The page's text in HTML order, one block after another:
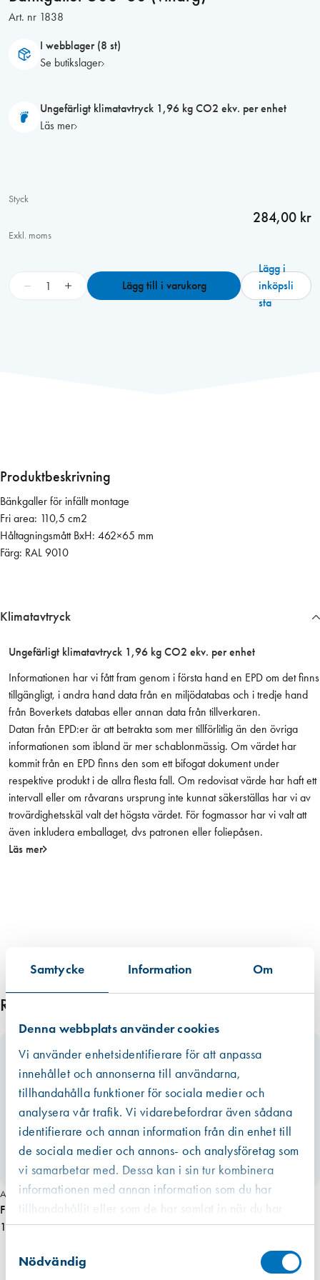
Samtycke Information Om
Denna webbplats använder cookies
Vi använder enhetsidentifierare för att anpassa
innehållet och annonserna till användarna,
tillhandahålla funktioner för sociala medier och
analysera vår trafik. Vi vidarebefordrar även sådana
identifierare och annan information från din enhet till
de sociala medier och annons- och analysföretag som
vi samarbetar med. Dessa kan i sin tur kombinera
informationen med annan information som du har
tillhandahållit eller som de har samlat in när du har
använt deras tjänster.
Nödvändig
Art. nr 1838
I webblager (8 st)
Se butikslager
Ungefärligt klimatavtryck 1,96 kg CO2 ekv. per enhet
Läs mer
Styck
284,00 kr
Exkl. moms
0
×
8
0
(
f
r
g
)
m
ä
n
g
d
+ Lägg till i varukorg
Lägg i
inköpsli
sta
Klimatavtryck
Ungefärligt klimatavtryck 1,96 kg CO2 ekv. per enhet
Informationen har vi fått fram genom i första hand en EPD om det finns
tillgängligt, i andra hand data från en miljödatabas och i tredje hand
från Boverkets databas eller annan data från tillverkaren.
Datan från EPD:er är att betrakta som mer tillförlitlig än den övriga
informationen som ibland är mer schablonmässig. Om värdet har
kommit från en EPD finns den som ett bifogat dokument under
respektive produkt i de allra flesta fall. Om redovisat värde har haft ett
intervall eller om råvarans ursprung inte kunnat säkerställas har vi av
trovärdighetsskäl valt det högsta värdet. För fogmassor har vi valt att
även inkludera emballaget, dvs patronen eller foliepåsen.
Läs mer
Produktbeskrivning
Bänkgaller för infällt montage
Fri area: 110,5 cm2
Håltagningsmått BxH: 462×65 mm
Färg: RAL 9010
Relaterade produkter
Art. nr 1733
Fresh F12 överluftsgaller 1 par (vit plast)
102,00 kr
Slut i lager